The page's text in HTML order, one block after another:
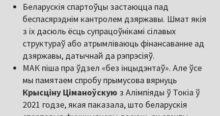
Беларускія спартоўцы застаюцца пад
беспасярэднім кантролем дзяржавы. Шмат якія
з іх дасюль ёсць супрацоўнікамі сілавых
структураў або атрымліваюць фінансаванне ад
дзяржавы, датычнай да рэпрэсіяў.
МАК піша пра ўдзел «без інцыдэнтаў». Але ўсе
мы памятаем спробу прымусова вярнуць
Крысціну Ціманоўскую з Алімпіяды ў Токіа ў
2021 годзе, якая паказала, што беларускія